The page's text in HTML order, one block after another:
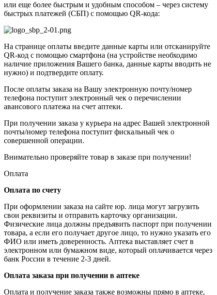
или еще более быстрым и удобным способом – через систему
быстрых платежей (СБП) с помощью QR-кода:
На странице оплаты введите данные карты или отсканируйте
QR-код с помощью смартфона (на устройстве необходимо
наличие приложения Вашего банка, данные карты вводить не
нужно) и подтвердите оплату.
После оплаты заказа на Вашу электронную почту/номер
телефона поступит электронный чек о перечислении
авансового платежа на счет аптеки.
При получении заказа у курьера на адрес Вашей электронной
почты/номер телефона поступит фискальный чек о
совершенной операции.
Внимательно проверяйте товар в заказе при получении!
Оплата
Оплата по счету
При оформлении заказа на сайте юр. лица могут загрузить
свои реквизиты и отправить карточку организации.
Физические лица должны предъявить паспорт при получении
товара, а если его получает другое лицо, то нужно указать его
ФИО или иметь доверенность. Аптека выставляет счет в
электронном или бумажном виде, который оплачивается через
банк России в течение 2-3 дней.
Оплата заказа при получении в аптеке
Оплата и получение заказа также возможны прямо в аптеке,